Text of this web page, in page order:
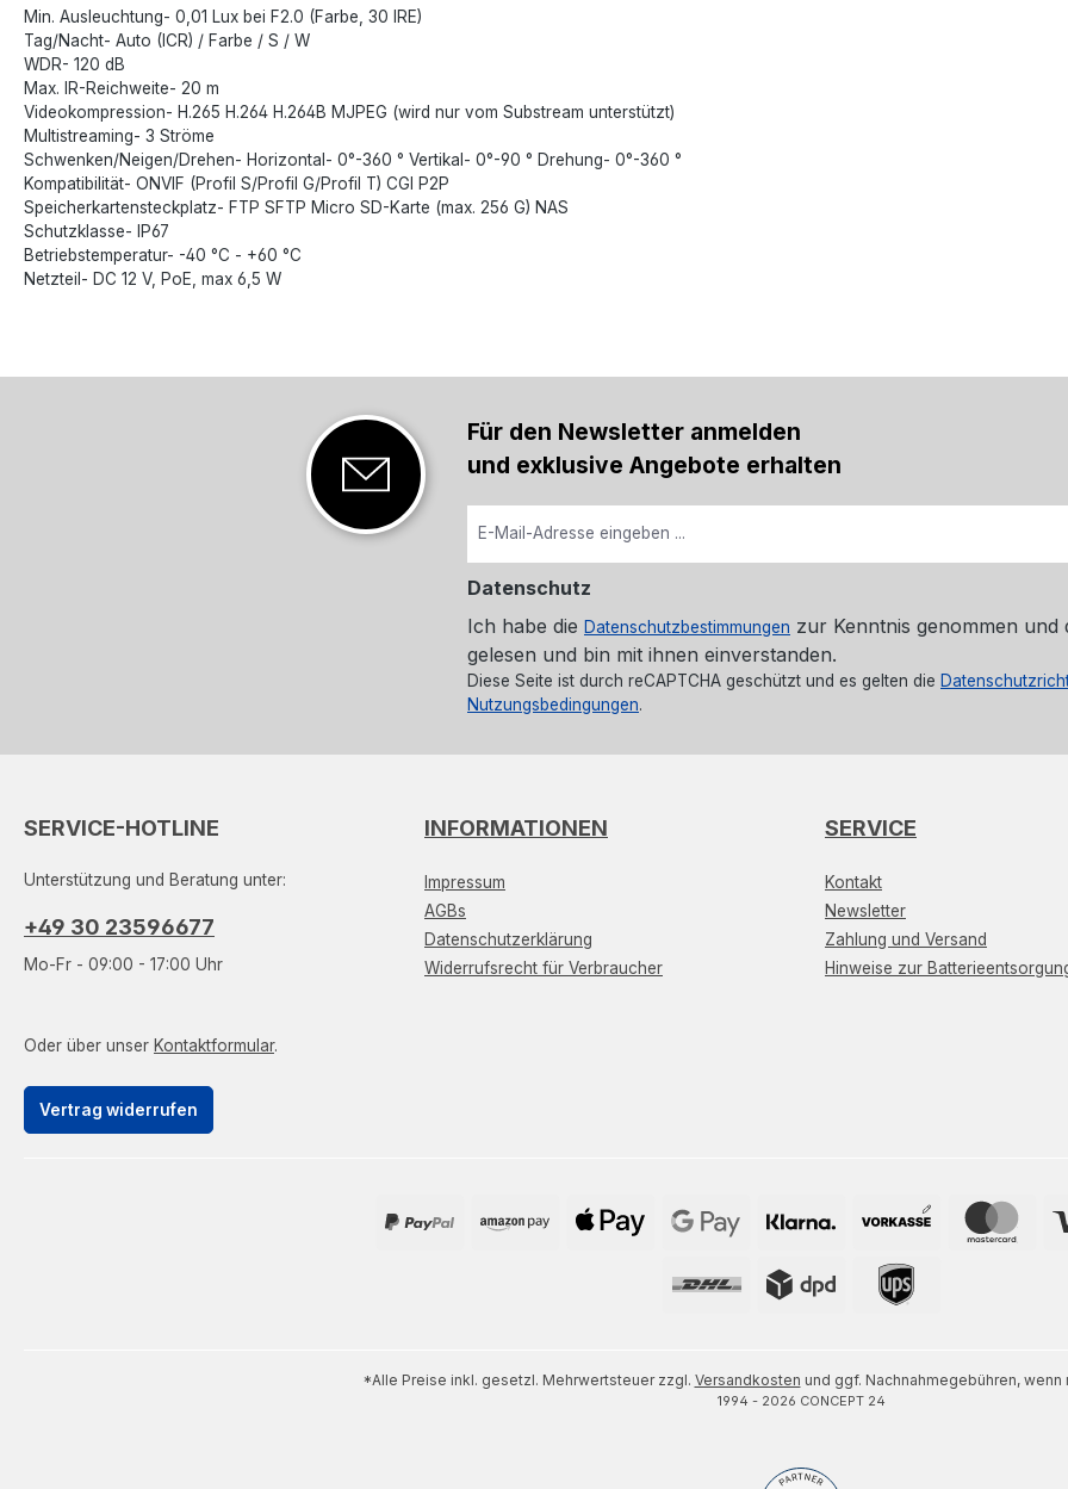
Min. Ausleuchtung- 0,01 Lux bei F2.0 (Farbe, 30 IRE)
Tag/Nacht- Auto (ICR) / Farbe / S / W
WDR- 120 dB
Max. IR-Reichweite- 20 m
Videokompression- H.265 H.264 H.264B MJPEG (wird nur vom Substream unterstützt)
Multistreaming- 3 Ströme
Schwenken/Neigen/Drehen- Horizontal- 0°-360 ° Vertikal- 0°-90 ° Drehung- 0°-360 °
Kompatibilität- ONVIF (Profil S/Profil G/Profil T) CGI P2P
Speicherkartensteckplatz- FTP SFTP Micro SD-Karte (max. 256 G) NAS
Schutzklasse- IP67
Betriebstemperatur- -40 °C - +60 °C
Netzteil- DC 12 V, PoE, max 6,5 W
Für den Newsletter anmelden
und exklusive Angebote erhalten
Datenschutz
Ich habe die Datenschutzbestimmungen zur Kenntnis genommen und
gelesen und bin mit ihnen einverstanden.
Diese Seite ist durch reCAPTCHA geschützt und es gelten die
Nutzungsbedingungen.
SERVICE-HOTLINE
Unterstützung und Beratung unter:
+49 30 23596677
Mo-Fr - 09:00 - 17:00 Uhr
Oder über unser Kontaktformular.
Vertrag widerrufen
INFORMATIONEN
Impressum
AGBs
Datenschutzerklärung
Widerrufsrecht für Verbraucher
SERVICE
Kontakt
Newsletter
Zahlung und Versand
Hinweise zur
*Alle Preise inkl. gesetzl. Mehrwertsteuer zzgl. Versandkosten und ggf. Nachnahmegebühren,
1994 - 2026 CONCEPT 24